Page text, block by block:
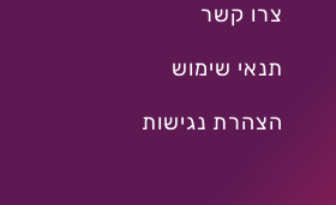
צרו קשר
תנאי שימוש
הצהרת נגישות